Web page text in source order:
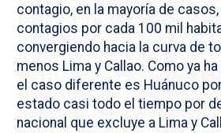
contagio, en la mayoría de
contagios por cada 100 mil
convergiendo hacia la curva de
menos Lima y Callao. Como ya
el caso diferente es Huánuco
estado casi todo el tiempo por
nacional que excluye a Lima y